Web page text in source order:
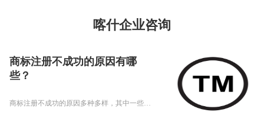
喀什企业咨询
商标注册不成功的原因有哪
些？